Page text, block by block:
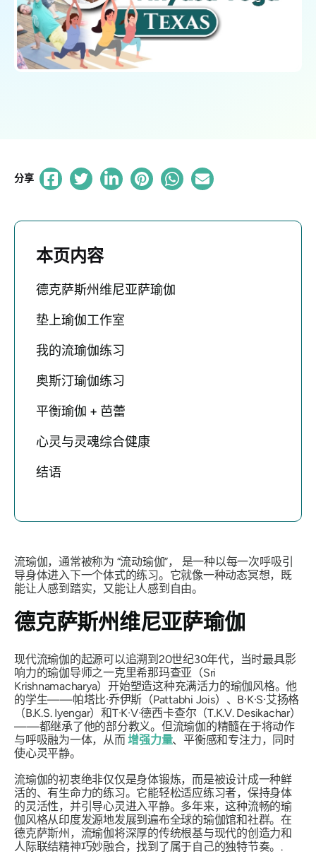
分享
本页内容
德克萨斯州维尼亚萨瑜伽
垫上瑜伽工作室
我的流瑜伽练习
奥斯汀瑜伽练习
平衡瑜伽 + 芭蕾
心灵与灵魂综合健康
结语
流瑜伽，通常被称为 “流动瑜伽”，
是一种以每一次呼吸引
导身体进入下一个体式的练习。它就像一种动态冥想，既
能让人感到踏实，又能让人感到自由。
德克萨斯州维尼亚萨瑜伽
现代流瑜伽的起源可以追溯到20世纪30年代，当时最具影
响力的瑜伽导师之一克里希那玛查亚（Sri
Krishnamacharya）开始塑造这种充满活力的瑜伽风格。他
的学生——帕塔比·乔伊斯（Pattabhi Jois）、B·K·S·艾扬格
（B.K.S. Iyengar）和T·K·V·德西卡查尔（T.K.V. Desikachar）
——都继承了他的部分教义。但流瑜伽的精髓在于将动作
与呼吸融为一体，从而增强力量、平衡感和专注力，同时
使心灵平静。
流瑜伽的初衷绝非仅仅是身体锻炼，而是被设计成一种鲜
活的、有生命力的练习。它能轻松适应练习者，保持身体
的灵活性，并引导心灵进入平静。多年来，这种流畅的瑜
伽风格从印度发源地发展到遍布全球的瑜伽馆和社群。在
德克萨斯州，流瑜伽将深厚的传统根基与现代的创造力和
人际联结精神巧妙融合，找到了属于自己的独特节奏。.